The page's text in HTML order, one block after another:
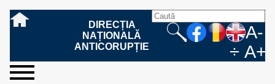
DIRECȚIA
NAȚIONALĂ
ANTICORUPȚIE
A-
÷ A+